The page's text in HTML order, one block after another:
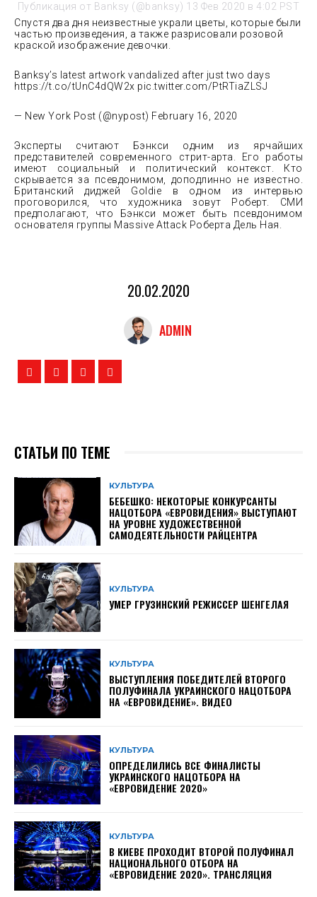
Публикация от Banksy (@banksy) 13 Фев 2020 в 4:02 PST
Спустя два дня неизвестные украли цветы, которые были
частью произведения, а также разрисовали розовой
краской изображение девочки.
Banksy’s latest artwork vandalized after just two days
https://t.co/tUnC4dQW2x pic.twitter.com/PtRTiaZLSJ
— New York Post (@nypost) February 16, 2020
Эксперты считают Бэнкси одним из ярчайших
представителей современного стрит-арта. Его работы
имеют социальный и политический контекст. Кто
скрывается за псевдонимом, доподлинно не известно.
Британский диджей Goldie в одном из интервью
проговорился, что художника зовут Роберт. СМИ
предполагают, что Бэнкси может быть псевдонимом
основателя группы Massive Attack Роберта Дель Ная.
20.02.2020
ADMIN
СТАТЬИ ПО ТЕМЕ
КУЛЬТУРА
БЕБЕШКО: НЕКОТОРЫЕ КОНКУРСАНТЫ
НАЦОТБОРА «ЕВРОВИДЕНИЯ» ВЫСТУПАЮТ
НА УРОВНЕ ХУДОЖЕСТВЕННОЙ
САМОДЕЯТЕЛЬНОСТИ РАЙЦЕНТРА
КУЛЬТУРА
УМЕР ГРУЗИНСКИЙ РЕЖИССЕР ШЕНГЕЛАЯ
КУЛЬТУРА
ВЫСТУПЛЕНИЯ ПОБЕДИТЕЛЕЙ ВТОРОГО
ПОЛУФИНАЛА УКРАИНСКОГО НАЦОТБОРА
НА «ЕВРОВИДЕНИЕ». ВИДЕО
КУЛЬТУРА
ОПРЕДЕЛИЛИСЬ ВСЕ ФИНАЛИСТЫ
УКРАИНСКОГО НАЦОТБОРА НА
«ЕВРОВИДЕНИЕ 2020»
КУЛЬТУРА
В КИЕВЕ ПРОХОДИТ ВТОРОЙ ПОЛУФИНАЛ
НАЦИОНАЛЬНОГО ОТБОРА НА
«ЕВРОВИДЕНИЕ 2020». ТРАНСЛЯЦИЯ